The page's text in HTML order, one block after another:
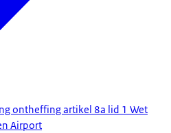
ontheffing artikel 8a lid 1 Wet
Airport